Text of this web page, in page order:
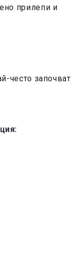
прилепи и
често започват